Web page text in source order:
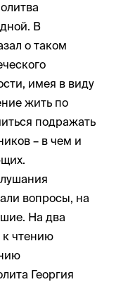
В
о таком
имея в виду
жить по
подражать
– в чем и
вопросы, на
На два
к чтению
Георгия